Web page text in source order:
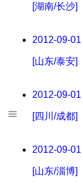
[湖南/长沙]
2012-09-01
[山东/泰安]
2012-09-01
[四川/成都]
2012-09-01
[山东/淄博]